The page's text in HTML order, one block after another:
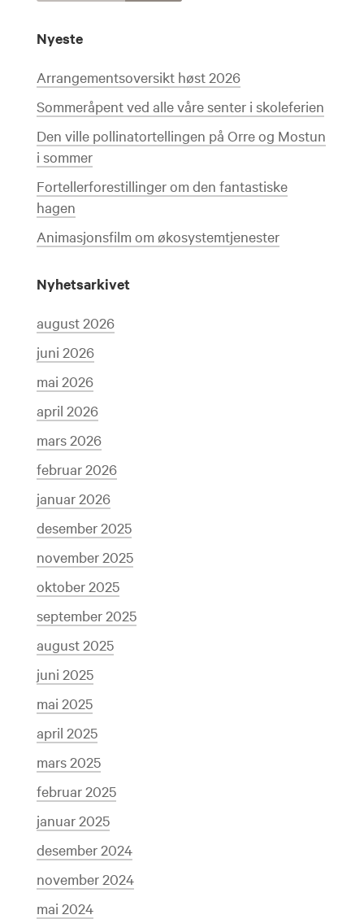
Nyeste
Arrangementsoversikt høst 2026
Sommeråpent ved alle våre senter i skoleferien
Den ville pollinatortellingen på Orre og Mostun
i sommer
Fortellerforestillinger om den fantastiske
hagen
Animasjonsfilm om økosystemtjenester
Nyhetsarkivet
august 2026
juni 2026
mai 2026
april 2026
mars 2026
februar 2026
januar 2026
desember 2025
november 2025
oktober 2025
september 2025
august 2025
juni 2025
mai 2025
april 2025
mars 2025
februar 2025
januar 2025
desember 2024
november 2024
mai 2024